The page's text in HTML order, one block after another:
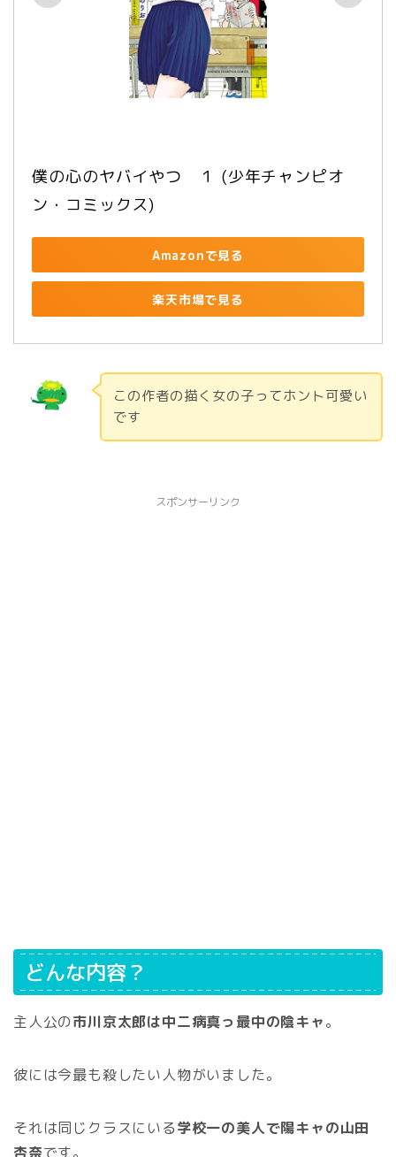
僕の心のヤバイやつ　１ (少年チャンピオ
ン・コミックス)
Amazonで見る
楽天市場で見る
この作者の描く女の子ってホント可愛い
です
スポンサーリンク
どんな内容？
主人公の市川京太郎は中二病真っ最中の陰キャ。
彼には今最も殺したい人物がいました。
それは同じクラスにいる学校一の美人で陽キャの山田
杏奈です。